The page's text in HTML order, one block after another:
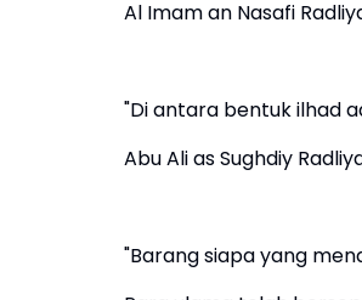
Al Imam an Nasafi
"Di antara bentuk ilhad
Abu Ali as Sughdiy
"Barang siapa yang